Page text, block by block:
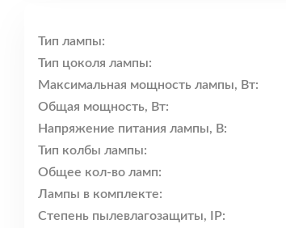
Тип лампы:
Тип цоколя лампы:
Максимальная мощность лампы, Вт:
Общая мощность, Вт:
Напряжение питания лампы, В:
Тип колбы лампы:
Общее кол-во ламп:
Лампы в комплекте:
Степень пылевлагозащиты, IP: